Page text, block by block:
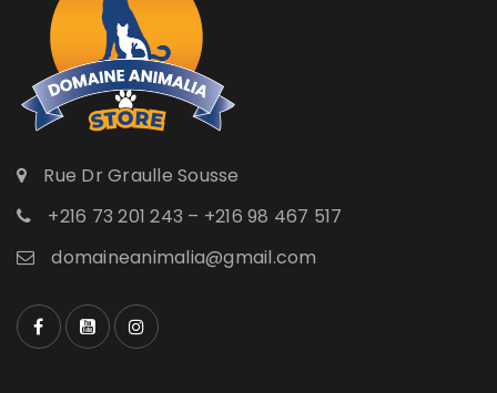
Rue Dr Graulle Sousse
+216 73 201 243 – +216 98 467 517
domaineanimalia@gmail.com